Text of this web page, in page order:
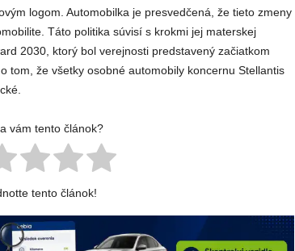
logom. Automobilka je presvedčená, že tieto zmeny
Táto politika súvisí s krokmi jej materskej
2030, ktorý bol verejnosti predstavený začiatkom
tom, že všetky osobné automobily koncernu Stellantis
vám tento článok?
tento článok!